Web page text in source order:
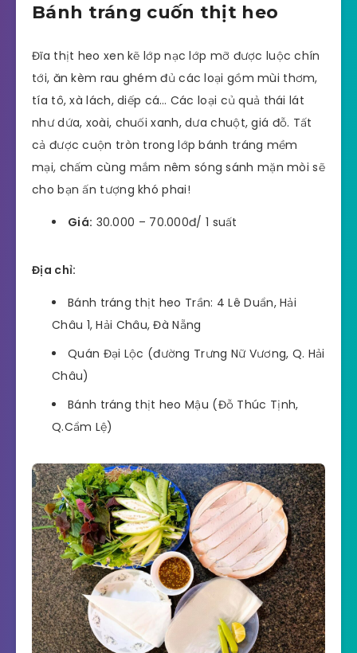
Bánh tráng cuốn thịt heo
Đĩa thịt heo xen kẽ lớp nạc lớp mỡ được luộc chín
tới, ăn kèm rau ghém đủ các loại gồm mùi thơm,
tía tô, xà lách, diếp cá… Các loại củ quả thái lát
như dứa, xoài, chuối xanh, dưa chuột, giá đỗ. Tất
cả được cuộn tròn trong lớp bánh tráng mềm
mại, chấm cùng mắm nêm sóng sánh mặn mòi sẽ
cho bạn ấn tượng khó phai!
Giá: 30.000 – 70.000đ/ 1 suất
Địa chỉ:
Bánh tráng thịt heo Trần: 4 Lê Duẩn, Hải
Châu 1, Hải Châu, Đà Nẵng
Quán Đại Lộc (đường Trưng Nữ Vương, Q. Hải
Châu)
Bánh tráng thịt heo Mậu (Đỗ Thúc Tịnh,
Q.Cẩm Lệ)